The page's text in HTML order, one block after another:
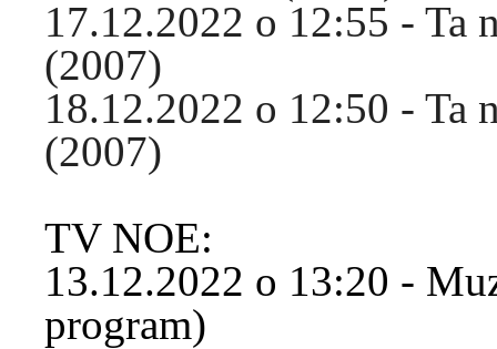
17.12.2022 o 12:55 - Ta
(2007)
18.12.2022 o 12:50 - Ta
(2007)
TV NOE:
13.12.2022 o 13:20 -
program)